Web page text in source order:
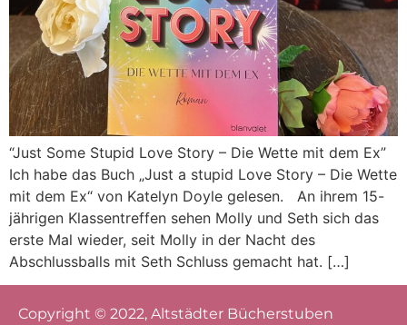
“Just Some Stupid Love Story – Die Wette mit dem Ex”
Ich habe das Buch „Just a stupid Love Story – Die Wette
mit dem Ex“ von Katelyn Doyle gelesen. An ihrem 15-
jährigen Klassentreffen sehen Molly und Seth sich das
erste Mal wieder, seit Molly in der Nacht des
Abschlussballs mit Seth Schluss gemacht hat. […]
Copyright © 2022, Altstädter Bücherstuben